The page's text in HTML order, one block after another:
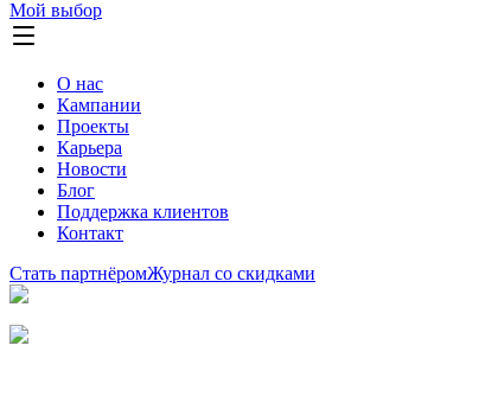
Мой выбор
О нас
Кампании
Проекты
Карьера
Новости
Блог
Поддержка клиентов
Контакт
Стать партнёромЖурнал со скидками